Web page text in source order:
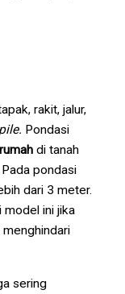
rakit, jalur,
Pondasi
di tanah
pondasi
dari 3 meter.
model ini jika
menghindari
sering